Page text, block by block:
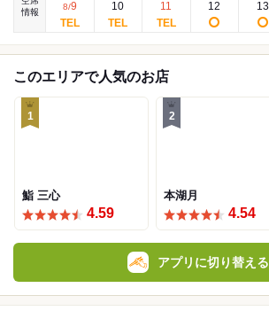
情報
8/9 10 11 12 13
このエリアで人気のお店
1
鮨 三心
4.59
2
本湖月
4.54
アプリに切り替える